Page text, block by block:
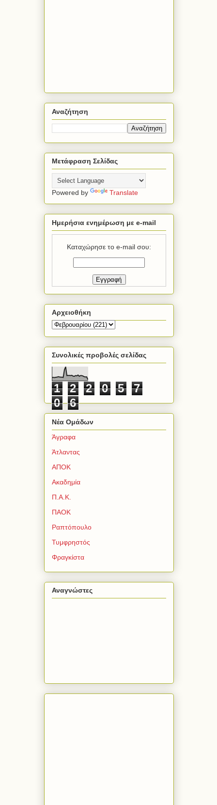
Αναζήτηση
Μετάφραση Σελίδας
Powered by Translate
Ημερήσια ενημέρωση με e-mail
Καταχώρησε το e-mail σου:
Αρχειοθήκη
Συνολικές προβολές σελίδας
1 2 2 0 5
7
0
6
Νέα Ομάδων
Άγραφα
Άτλαντας
ΑΠΟΚ
Ακαδημία
Π.Α.Κ.
ΠΑΟΚ
Ραπτόπουλο
Τυμφρηστός
Φραγκίστα
Αναγνώστες